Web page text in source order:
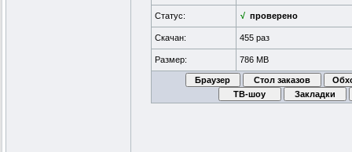
Статус: √ проверено
Скачан: 455 раз
Размер: 786 MB